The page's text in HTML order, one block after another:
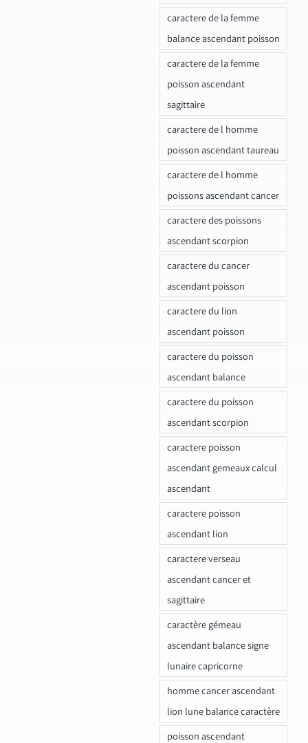
caractere de la femme
balance ascendant poisson
caractere de la femme
poisson ascendant
sagittaire
caractere de l homme
poisson ascendant taureau
caractere de l homme
poissons ascendant cancer
caractere des poissons
ascendant scorpion
caractere du cancer
ascendant poisson
caractere du lion
ascendant poisson
caractere du poisson
ascendant balance
caractere du poisson
ascendant scorpion
caractere poisson
ascendant gemeaux calcul
ascendant
caractere poisson
ascendant lion
caractere verseau
ascendant cancer et
sagittaire
caractère gémeau
ascendant balance signe
lunaire capricorne
homme cancer ascendant
lion lune balance caractère
poisson ascendant